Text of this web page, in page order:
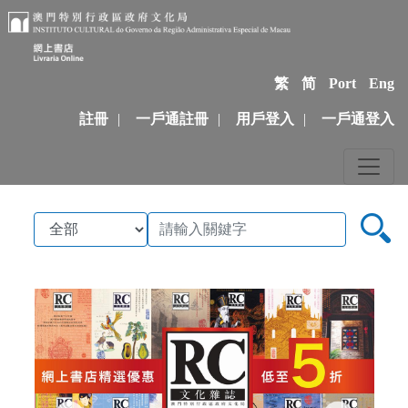
繁 简 Port Eng
註冊 | 一戶通註冊 | 用戶登入 | 一戶通登入